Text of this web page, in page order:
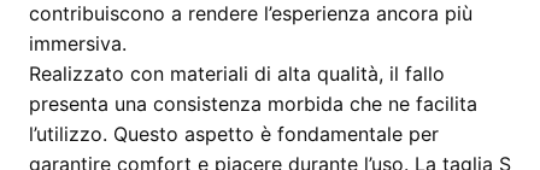
contribuiscono a rendere l’esperienza ancora più
immersiva.
Realizzato con materiali di alta qualità, il fallo
presenta una consistenza morbida che ne facilita
l’utilizzo. Questo aspetto è fondamentale per
garantire comfort e piacere durante l’uso. La taglia S